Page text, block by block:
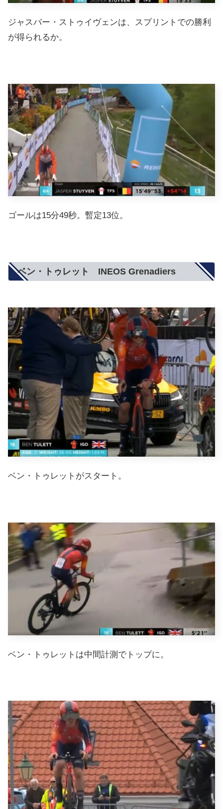
ジャスバー・ストゥイヴェンは、スプリントでの勝利
が得られるか。
ゴールは15分49秒。暫定13位。
ベン・トゥレット INEOS Grenadiers
ベン・トゥレットがスタート。
ベン・トゥレットは中間計測でトップに。